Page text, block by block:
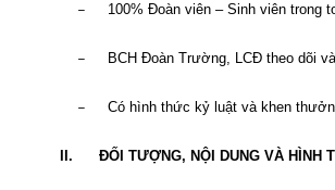
– 100% Đoàn viên – Sinh viên trong
– BCH Đoàn Trường, LCĐ theo dõi
– Có hình thức kỷ luật và khen
II. ĐỐI TƯỢNG, NỘI DUNG VÀ HÌNH